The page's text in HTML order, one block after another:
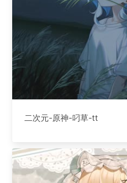
二次元-原神-叼草-tt